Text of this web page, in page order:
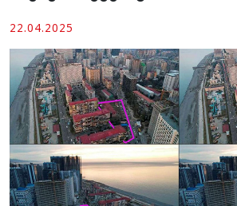
22.04.2025